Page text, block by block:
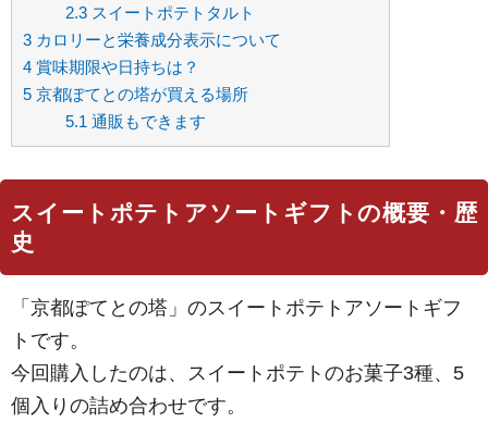
2.3スイートポテトタルト
3 カロリーと栄養成分表示について
4 賞味期限や日持ちは？
5 京都ぽてとの塔が買える場所
5.1 通販もできます
スイートポテトアソートギフトの概要・歴
史
「京都ぽてとの塔」のスイートポテトアソートギフ
トです。
今回購入したのは、スイートポテトのお菓子3種、5
個入りの詰め合わせです。